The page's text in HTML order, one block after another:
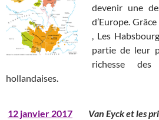
devenir une
d’Europe.
, Les
partie de leur
richesse
hollandaises.
12 janvier 2017
Van Eyck et